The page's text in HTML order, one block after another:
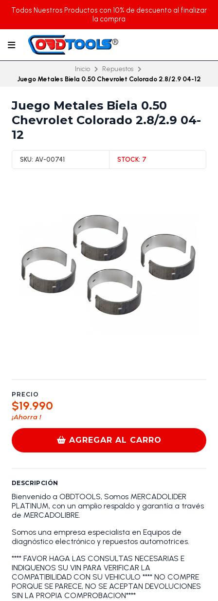
Todos Nuestros Productos con 10% de descuento al finalizar
la compra
Inicio
Repuestos
Juego Metales Biela 0.50 Chevrolet Colorado 2.8/2.9 04-12
Juego Metales Biela 0.50
Chevrolet Colorado 2.8/2.9 04-
12
SKU: AV-00741 STOCK: 7
PRECIO
$19.990
¡Ahorra !
AGREGAR AL CARRO
DESCRIPCIÓN
Bienvenido a OBDTOOLS, Somos MERCADOLIDER
PLATINUM, con un amplio respaldo y garantía a través
de MERCADOLIBRE.
Somos una empresa especialista en Equipos de
diagnóstico electrónico y repuestos automotrices.
**** FAVOR HAGA LAS CONSULTAS NECESARIAS E
INDIQUENOS SU VIN PARA VERIFICAR LA
COMPATIBILIDAD CON SU VEHICULO **** NO COMPRE
PORQUE SE PARECE, NO SE ACEPTAN DEVOLUCIONES
SIN LA PROPIA COMPROBACION****